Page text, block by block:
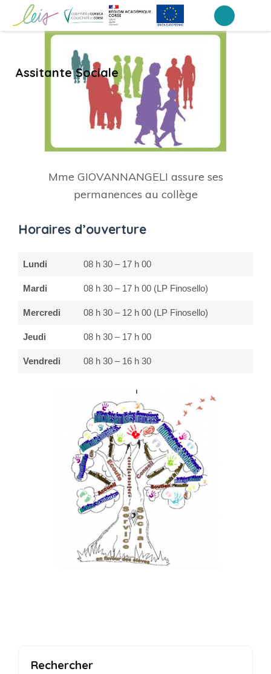
Entrée)
Collège Laetitia Bonaparte – Ajaccio
Assitante Sociale
Mme GIOVANNANGELI assure ses
permanences au collège
Horaires d’ouverture
Lundi 08 h 30 – 17 h 00
Mardi 08 h 30 – 17 h 00 (LP Finosello)
Mercredi 08 h 30 – 12 h 00 (LP Finosello)
Jeudi 08 h 30 – 17 h 00
Vendredi 08 h 30 – 16 h 30
Rechercher